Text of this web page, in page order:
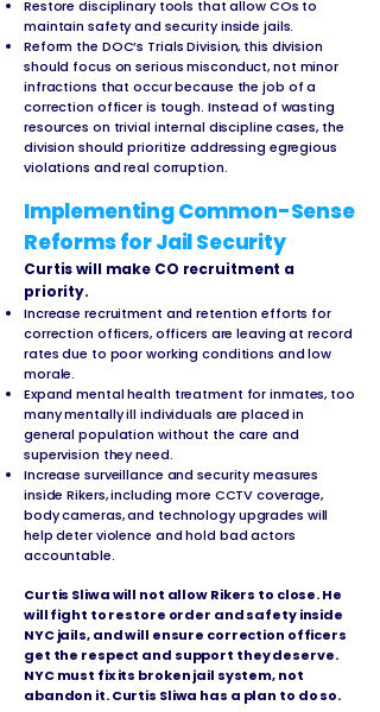
Restore disciplinary tools that allow COs to
maintain safety and security inside jails.
Reform the DOC’s Trials Division, this division
should focus on serious misconduct, not minor
infractions that occur because the job of a
correction officer is tough. Instead of wasting
resources on trivial internal discipline cases, the
division should prioritize addressing egregious
violations and real corruption.
Implementing Common-Sense
Reforms for Jail Security
Curtis will make CO recruitment a
priority.
Increase recruitment and retention efforts for
correction officers, officers are leaving at record
rates due to poor working conditions and low
morale.
Expand mental health treatment for inmates, too
many mentally ill individuals are placed in
general population without the care and
supervision they need.
Increase surveillance and security measures
inside Rikers, including more CCTV coverage,
body cameras, and technology upgrades will
help deter violence and hold bad actors
accountable.
Curtis Sliwa will not allow Rikers to close. He
will fight to restore order and safety inside
NYC jails, and will ensure correction officers
get the respect and support they deserve.
NYC must fix its broken jail system, not
abandon it. Curtis Sliwa has a plan to do so.